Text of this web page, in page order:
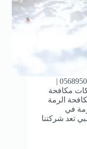
شركة مكافحة الرمة في ابوظبي |0568950034 |
مكافحة
الرمة
في
تعد شركتنا